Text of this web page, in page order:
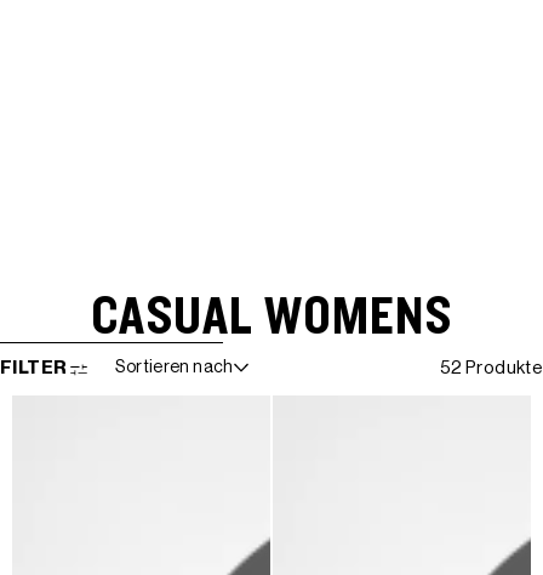
CASUAL WOMENS
WEITER ZUR ERGEBNISLISTE
FILTER Sortieren nach 52 Produkte